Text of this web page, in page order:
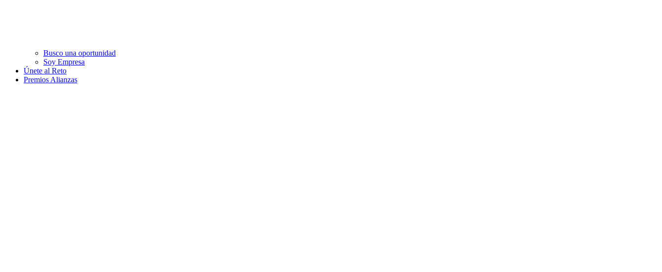
Busco una oportunidad
Soy Empresa
Únete al Reto
Premios Alianzas